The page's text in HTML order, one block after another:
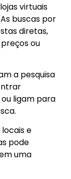
virtuais
buscas por
diretas,
ou
a pesquisa
ou ligam para
e
pode
uma